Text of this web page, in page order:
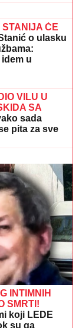
je u pitanju -
idem u
TNT:
na lunarnu
VILU U
SA
sada
pita za sve